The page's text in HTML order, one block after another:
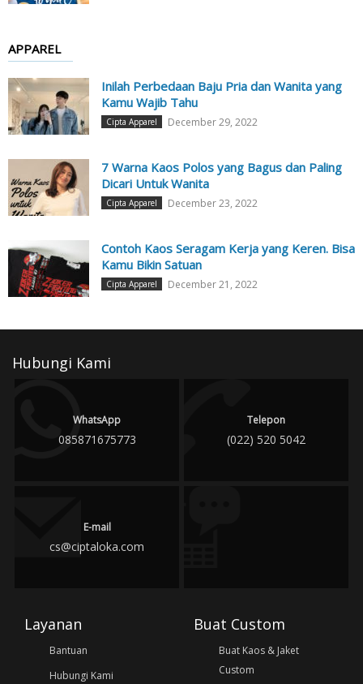
APPAREL
Inilah Perbedaan Baju Pria dan Wanita yang
Kamu Wajib Tahu
Cipta Apparel December 29, 2022
7 Warna Kaos Polos yang Bagus dan Paling
Dicari Untuk Wanita
Cipta Apparel December 23, 2022
Contoh Kaos Seragam Kerja yang Keren. Bisa
Kamu Bikin Satuan
Cipta Apparel December 21, 2022
Hubungi Kami
WhatsApp
085871675773
Telepon
(022) 520 5042
E-mail
cs@ciptaloka.com
Layanan
Bantuan
Hubungi Kami
Buat Custom
Buat Kaos & Jaket
Custom